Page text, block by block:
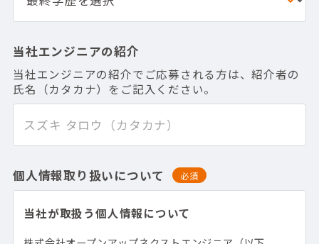
当社エンジニアの紹介
当社エンジニアの紹介でご応募される方は、紹介者の
氏名（カタカナ）をご記入ください。
個人情報取り扱いについて 必須
当社が取扱う個人情報について